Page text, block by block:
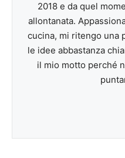
2018 e da quel
allontanata.
cucina, mi ritengo una
le idee abbastanza
il mio motto perché